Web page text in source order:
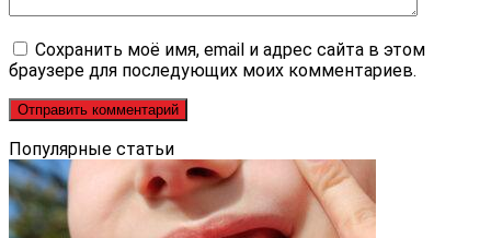
Сохранить моё имя, email и адрес сайта в этом
браузере для последующих моих комментариев.
Популярные статьи